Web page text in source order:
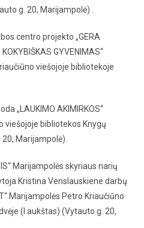
g. 20, Marijampolė) .
centro projekto „GERA
GYVENIMAS“
viešojoje bibliotekoje
„LAUKIMO AKIMIRKOS“
viešojoje bibliotekos Knygų
Marijampolė).
Marijampolės skyriaus narių
Kristina Venslauskiene darbų
Marijampolės Petro Kriaučiūno
(I aukštas) (Vytauto g. 20,